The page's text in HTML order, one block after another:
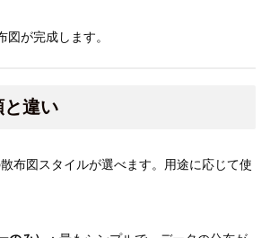
図が完成します。
と違い
布図スタイルが選べます。用途に応じて使